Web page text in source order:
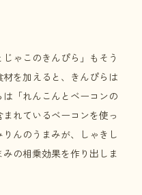
ゃこのきんぴら」もそう
を加えると、きんぴらは
「れんこんとベーコンの
れているベーコンを使っ
んのうまみが、しゃきし
の相乗効果を作り出しま